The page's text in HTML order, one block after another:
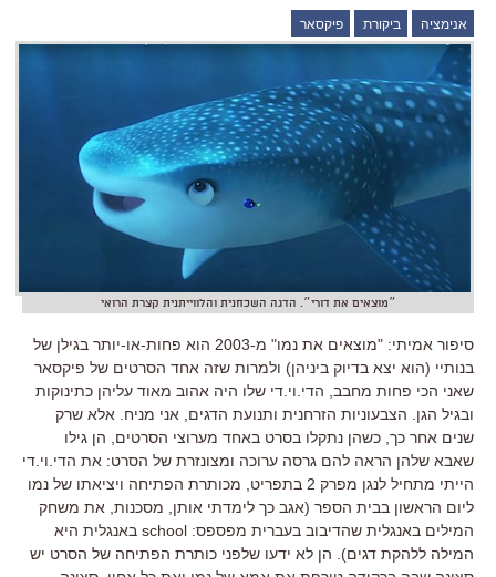
אנימציה ביקורת פיקסאר
״מוצאים את דורי״. הדגה השכחנית והלווייתנית קצרת הרואי
סיפור אמיתי: "מוצאים את נמו" מ-2003 הוא פחות-או-יותר בגילן של
בנותיי (הוא יצא בדיוק ביניהן) ולמרות שזה אחד הסרטים של פיקסאר
שאני הכי פחות מחבב, הדי.וי.די שלו היה אהוב מאוד עליהן כתינוקות
ובגיל הגן. הצבעוניות הזרחנית ותנועת הדגים, אני מניח. אלא שרק
שנים אחר כך, כשהן נתקלו בסרט באחד מערוצי הסרטים, הן גילו
שאבא שלהן הראה להם גרסה ערוכה ומצונזרת של הסרט: את הדי.וי.די
הייתי מתחיל לנגן מפרק 2 בתפריט, מכותרת הפתיחה ויציאתו של נמו
ליום הראשון בבית הספר (אגב כך לימדתי אותן, מסכנות, את משחק
המילים באנגלית שהדיבוב בעברית מפספס: school באנגלית היא
המילה ללהקת דגים). הן לא ידעו שלפני כותרת הפתיחה של הסרט יש